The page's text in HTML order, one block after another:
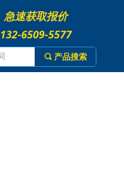
急速获取报价
132-6509-5577
끠 产品搜索